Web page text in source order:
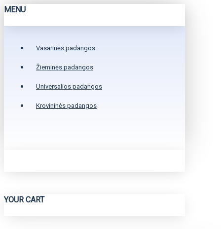
MENU
Vasarinės padangos
Žieminės padangos
Universalios padangos
Krovininės padangos
YOUR CART